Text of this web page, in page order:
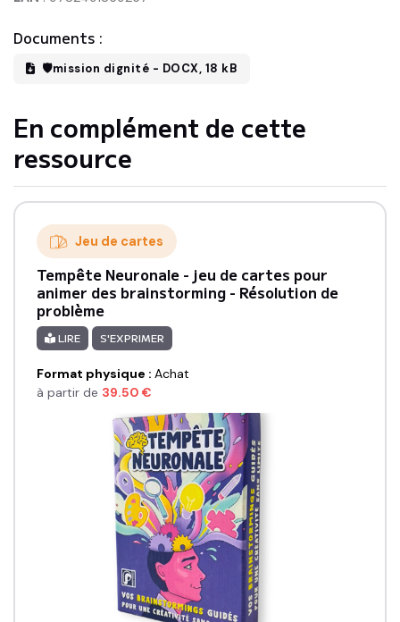
Documents :
🛡mission dignité - DOCX, 18 kB
En complément de cette
ressource
Jeu de cartes
Tempête Neuronale - jeu de cartes pour
animer des brainstorming - Résolution de
problème
LIRE S'EXPRIMER
Format physique : Achat
à partir de 39.50 €